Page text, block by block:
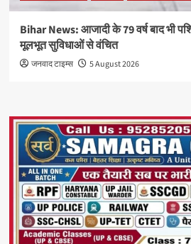
Bihar News: आजादी के 79 वर्ष बाद भी
मूलभूत सुविधाओं से वंचित
जनवाद टाइम्स 5 August 2026